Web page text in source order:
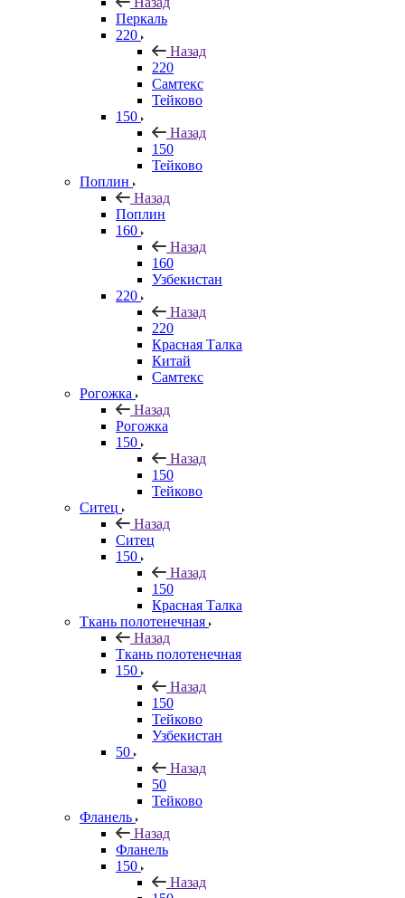
Перкаль
220
Назад
220
Самтекс
Тейково
150
Назад
150
Тейково
Поплин
Назад
Поплин
160
Назад
160
Узбекистан
220
Назад
220
Красная Талка
Китай
Самтекс
Рогожка
Назад
Рогожка
150
Назад
150
Тейково
Ситец
Назад
Ситец
150
Назад
150
Красная Талка
Ткань полотенечная
Назад
Ткань полотенечная
150
Назад
150
Тейково
Узбекистан
50
Назад
50
Тейково
Фланель
Назад
Фланель
150
Назад